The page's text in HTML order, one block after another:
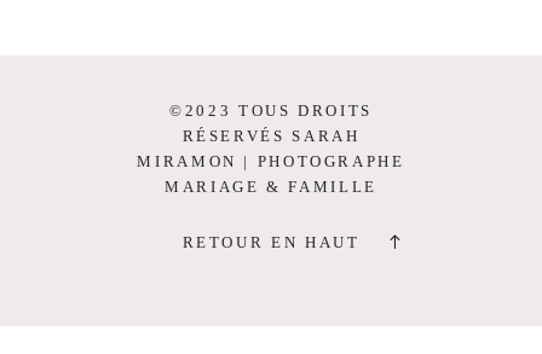
©2023 TOUS DROITS
RÉSERVÉS SARAH
MIRAMON | PHOTOGRAPHE
MARIAGE & FAMILLE
RETOUR EN HAUT